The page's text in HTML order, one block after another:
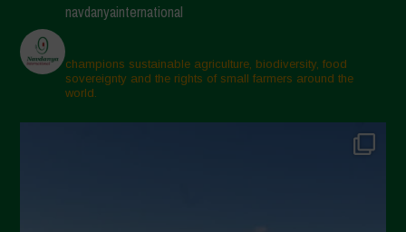
navdanyainternational
champions sustainable agriculture, biodiversity, food
sovereignty and the rights of small farmers around the
world.